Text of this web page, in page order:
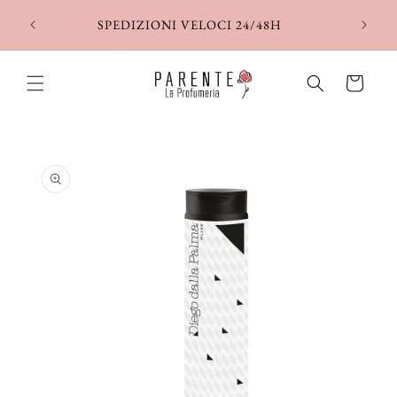
direttamente
SPEDIZIONI VELOCI 24/48H
Carrello
informazioni
sul prodotto